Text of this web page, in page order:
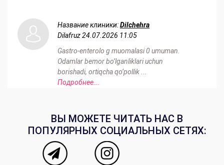
Название клиники:Dilchehra
Dilafruz24.07.2026 11:05
Gastro-enterolo g muomalasi 0 umuman.
Odamlar bemor bo’lganliklari uchun
borishadi, ortiqcha qo’pollik ...
Подробнее...
ВЫ МОЖЕТЕ ЧИТАТЬ НАС В
ПОПУЛЯРНЫХ СОЦИАЛЬНЫХ СЕТЯХ: